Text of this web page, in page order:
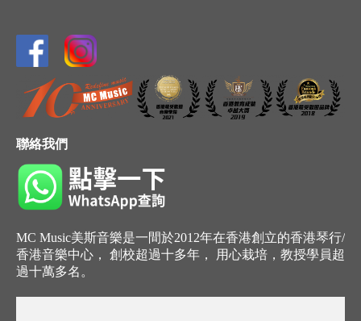
聯絡我們
MC Music美斯音樂是一間於2012年在香港創立的香港琴行/
香港音樂中心， 創校超過十多年， 用心栽培，教授學員超
過十萬多名。